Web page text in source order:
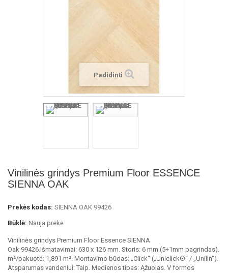
Padidinti
Vinilinės grindys Premium Floor ESSENCE
SIENNA OAK
Prekės kodas: SIENNA OAK 99426
Būklė: Nauja prekė
Vinilinės grindys Premium Floor Essence SIENNA
Oak 99426.Išmatavimai: 630 x 126 mm. Storis: 6 mm (5+1mm pagrindas).
m²/pakuotė: 1,891 m². Montavimo būdas: „Click“ („Uniclick®“ / „Unilin“).
Atsparumas vandeniui: Taip. Medienos tipas: Ąžuolas. V formos